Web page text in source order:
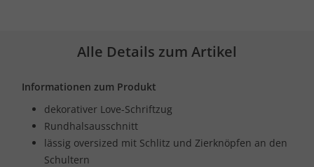
Alle Details zum Artikel
Informationen zum Produkt
dekorativer Love-Schriftzug
Rundhalsausschnitt
lässig oversized mit Schlitz und Zierknöpfen an den
Schultern